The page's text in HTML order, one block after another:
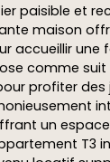
paisible et
maison
accueillir une
comme suit
profiter des
un
T3